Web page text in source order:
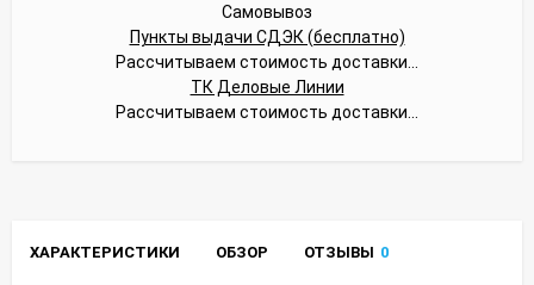
Самовывоз
Пункты выдачи СДЭК (бесплатно)
Рассчитываем стоимость доставки...
ТК Деловые Линии
Рассчитываем стоимость доставки...
ХАРАКТЕРИСТИКИ ОБЗОР ОТЗЫВЫ 0